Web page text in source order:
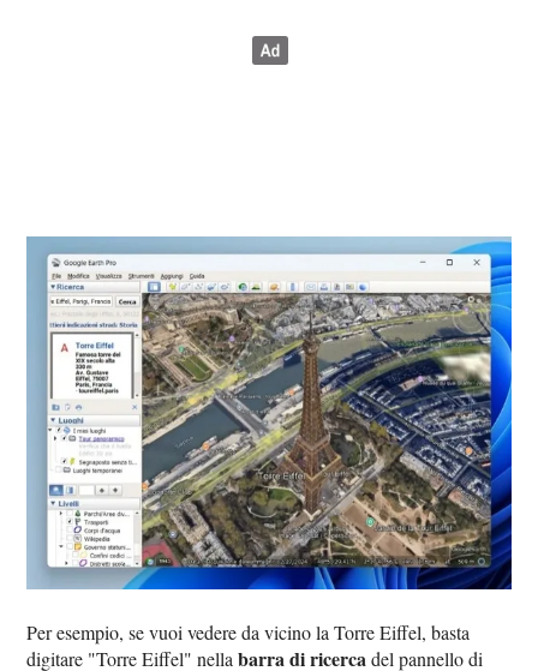
Per esempio, se vuoi vedere da vicino la Torre Eiffel, basta
digitare "Torre Eiffel" nellabarra di ricercadel pannello di